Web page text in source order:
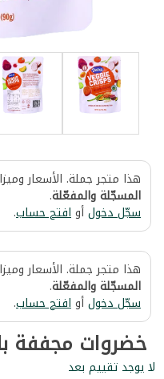
هذا متجر جملة. الأسعار
المسجّلة والمفعّلة.
سجّل دخولأوافتح حساب.
هذا متجر جملة. الأسعار
المسجّلة والمفعّلة.
سجّل دخولأوافتح حساب.
خضروات مجففة
لا يوجد تقييم بعد